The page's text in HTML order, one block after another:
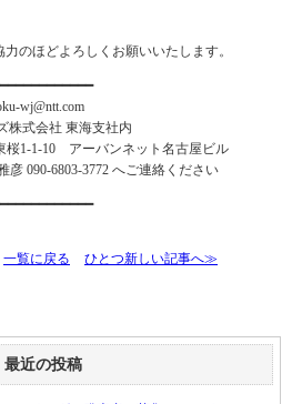
のほどよろしくお願いいたします。
wj@ntt.com
式会社 東海支社内
1-1-10 アーバンネット名古屋ビル
090-6803-3772 へご連絡ください
一覧に戻る ひとつ新しい記事へ≫
最近の投稿